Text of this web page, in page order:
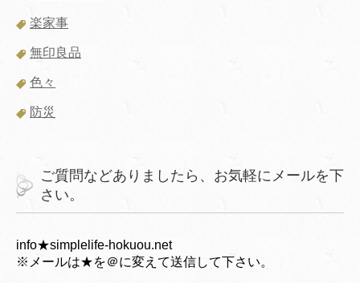
楽家事
無印良品
色々
防災
ご質問などありましたら、お気軽にメールを下
さい。
info★simplelife-hokuou.net
※メールは★を＠に変えて送信して下さい。